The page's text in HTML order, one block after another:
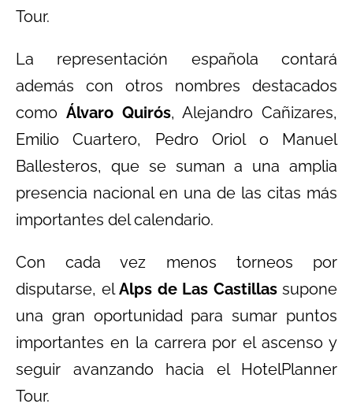
Tour.
La representación española contará
además con otros nombres destacados
como Álvaro Quirós, Alejandro Cañizares,
Emilio Cuartero, Pedro Oriol o Manuel
Ballesteros, que se suman a una amplia
presencia nacional en una de las citas más
importantes del calendario.
Con cada vez menos torneos por
disputarse, elAlps de Las Castillassupone
una gran oportunidad para sumar puntos
importantes en la carrera por el ascenso y
seguir avanzando hacia el HotelPlanner
Tour.